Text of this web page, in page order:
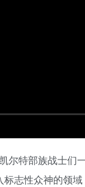
尔特部族战士们
志性众神的领